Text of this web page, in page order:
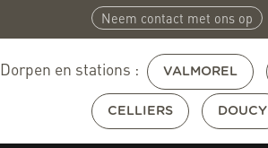
Neem contact met ons op
Dorpen en stations : VALMOREL
CELLIERS DOUCY